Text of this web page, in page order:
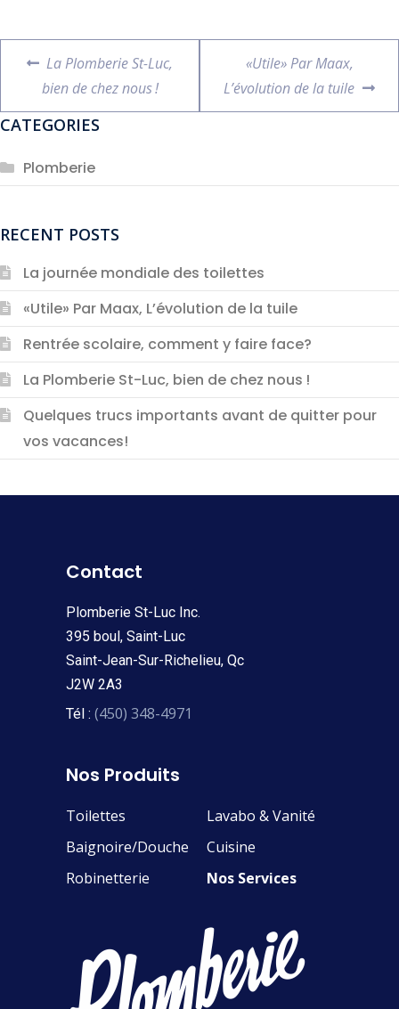
La Plomberie St-Luc,
bien de chez nous !
«Utile» Par Maax,
L’évolution de la tuile
CATEGORIES
Plomberie
RECENT POSTS
La journée mondiale des toilettes
«Utile» Par Maax, L’évolution de la tuile
Rentrée scolaire, comment y faire face?
La Plomberie St-Luc, bien de chez nous !
Quelques trucs importants avant de quitter pour
vos vacances!
Contact
Plomberie St-Luc Inc.
395 boul, Saint-Luc
Saint-Jean-Sur-Richelieu, Qc
J2W 2A3
Tél : (450) 348-4971
Nos Produits
Toilettes
Baignoire/Douche
Robinetterie
Lavabo & Vanité
Cuisine
Nos Services